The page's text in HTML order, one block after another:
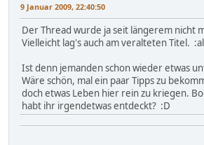
9 Januar 2009, 22:40:50
Der Thread wurde ja seit längerem nicht
Vielleicht lag's auch am veralteten Titel.
Ist denn jemanden schon wieder etwas
Wäre schön, mal ein paar Tipps zu
doch etwas Leben hier rein zu kriegen.
habt ihr irgendetwas entdeckt? :D